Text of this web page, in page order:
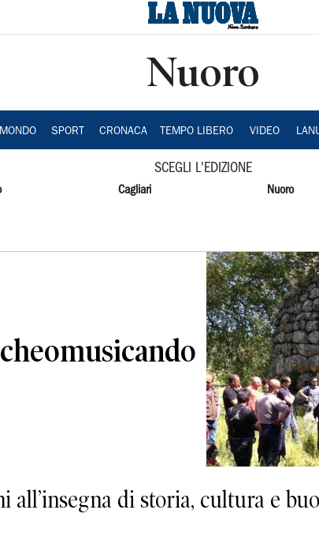
Nuoro
SPORT CRONACA TEMPO LIBERO VIDEO
SCEGLI L'EDIZIONE
Cagliari Nuoro
all’insegna di storia, cultura e